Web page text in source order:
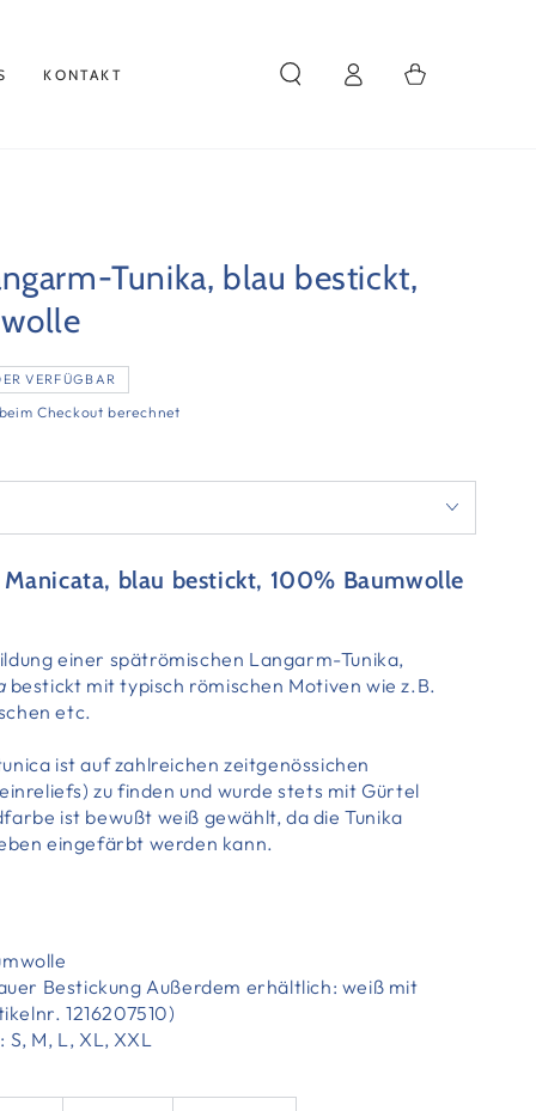
KONTAKT EinloggenWarenkorb
Tunika, blau bestickt,
VERFÜGBAR
Checkout berechnet
Manicata, blau bestickt, 100% Baumwolle
einer spätrömischen Langarm-Tunika,
bestickt mit typisch römischen Motiven wie z.B.
etc.
ist auf zahlreichen zeitgenössichen
zu finden und wurde stets mit Gürtel
ist bewußt weiß gewählt, da die Tunika
eingefärbt werden kann.
Bestickung Außerdem erhältlich: weiß mit
1216207510)
M, L, XL, XXL